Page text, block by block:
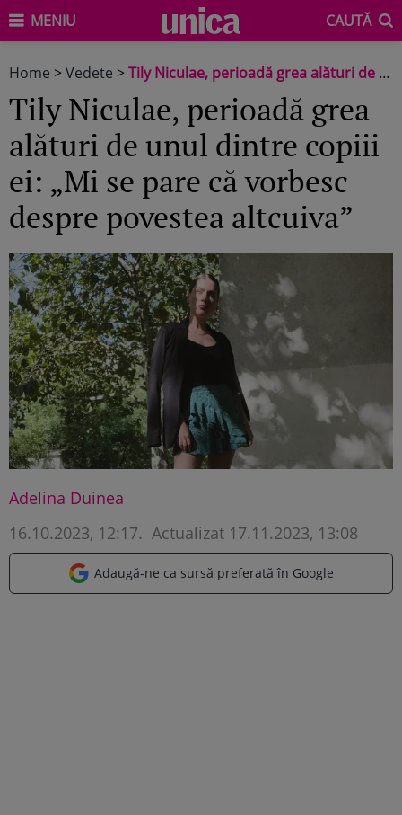
MENIU CAUTĂ
Home >Vedete >Tily Niculae, perioadă grea alături de unul dintre copiii ei: „Mi se pare că vorbesc despre povestea altcuiva”
Tily Niculae, perioadă grea
alături de unul dintre copiii
ei: „Mi se pare că vorbesc
despre povestea altcuiva”
Adelina Duinea
16.10.2023, 12:17. Actualizat 17.11.2023, 13:08
Adaugă-ne ca sursă preferată în Google